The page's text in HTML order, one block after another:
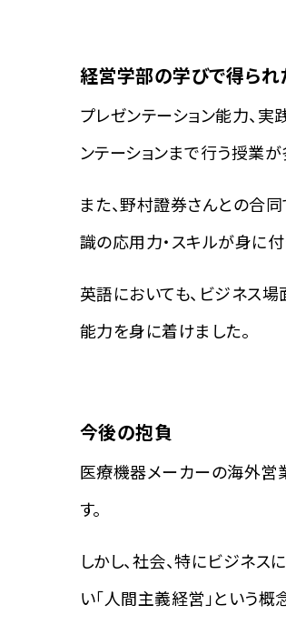
経営学部の学びで得られ
プレゼンテーション能力、実
ンテーションまで行う授業が
また、野村證券さんとの合
識の応用力・スキルが身に付
英語においても、ビジネス
能力を身に着けました。
今後の抱負
医療機器メーカーの海外営
す。
しかし、社会、特にビジネ
い「人間主義経営」という